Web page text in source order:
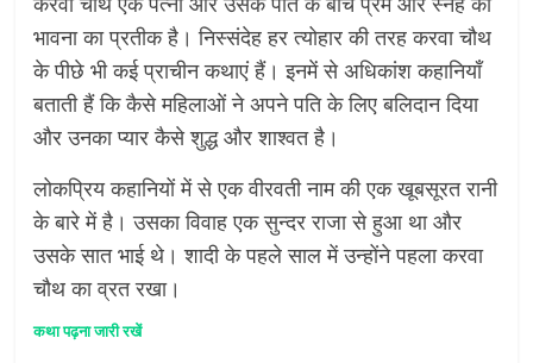
भावना का प्रतीक है। निस्संदेह हर त्योहार की तरह करवा चौथ
के पीछे भी कई प्राचीन कथाएं हैं। इनमें से अधिकांश कहानियाँ
बताती हैं कि कैसे महिलाओं ने अपने पति के लिए बलिदान दिया
और उनका प्यार कैसे शुद्ध और शाश्वत है।
लोकप्रिय कहानियों में से एक वीरवती नाम की एक खूबसूरत रानी
के बारे में है। उसका विवाह एक सुन्दर राजा से हुआ था और
उसके सात भाई थे। शादी के पहले साल में उन्होंने पहला करवा
चौथ का व्रत रखा।
कथा पढ़ना जारी रखें